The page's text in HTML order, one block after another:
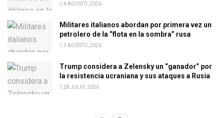
4 AGOSTO, 2026
Militares italianos abordan por primera vez un
petrolero de la “flota en la sombra” rusa
3 AGOSTO, 2026
Trump considera a Zelensky un “ganador” por
la resistencia ucraniana y sus ataques a Rusia
28 JULIO, 2026